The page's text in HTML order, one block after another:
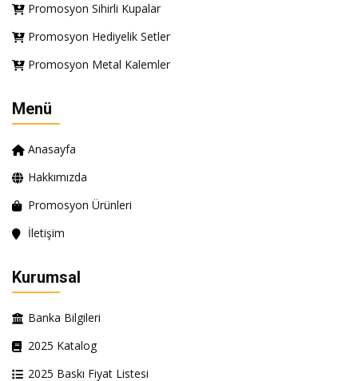
Promosyon Sihirli Kupalar
Promosyon Hediyelik Setler
Promosyon Metal Kalemler
Menü
Anasayfa
Hakkımızda
Promosyon Ürünleri
İletişim
Kurumsal
Banka Bilgileri
2025 Katalog
2025 Baskı Fiyat Listesi